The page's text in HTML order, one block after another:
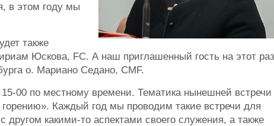
в этом году мы
также
Юскова, FC. А наш приглашенный гость на этот раз
о. Мариано Седано, CMF.
00 по местному времени. Тематика нынешней встречи
Каждый год мы проводим такие встречи для
какими-то аспектами своего служения, а также